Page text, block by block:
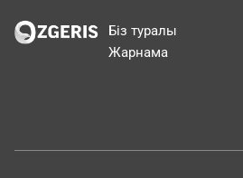
Біз туралы
Жарнама